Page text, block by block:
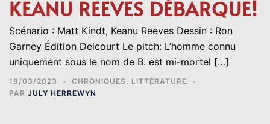
KEANU REEVES DÉBARQUE!
Scénario : Matt Kindt, Keanu Reeves Dessin : Ron
Garney Édition Delcourt Le pitch: L’homme connu
uniquement sous le nom de B. est mi-mortel […]
18/03/2023 CHRONIQUES , LITTÉRATURE
PAR JULY HERREWYN